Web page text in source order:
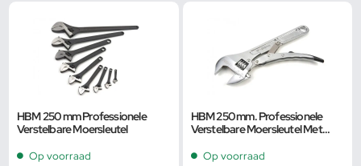
HBM 250 mm Professionele
Verstelbare Moersleutel
Op voorraad
HBM 250 mm. Professionele
Verstelbare Moersleutel Met
Op voorraad